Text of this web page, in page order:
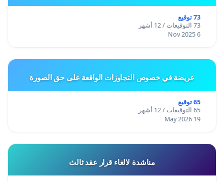
73 توقيع
73 التوقيعات / 12 أشهر
6 Nov 2025
عريضة في خصوص التجاوزات الواقعة على حق الصورة
65 توقيع
65 التوقيعات / 12 أشهر
19 May 2026
مناشدة لالغاء قرار عقد ثالث